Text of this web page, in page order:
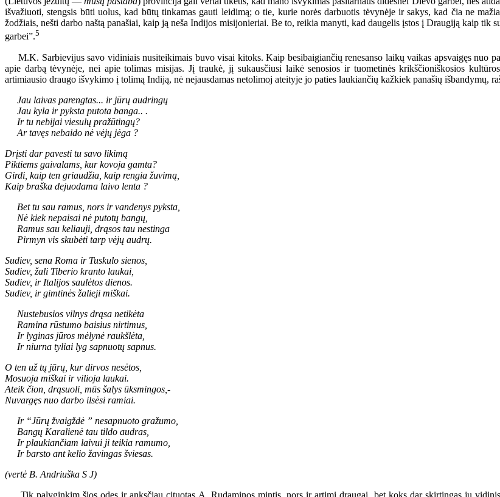
išvažiuoti, stengsis būti uolus, kad būtų tinkamas gauti leidimą; o tie, kurie norės darbuotis tėvynėje ir sakys, kad čia ne
žodžiais, nešti darbo naštą panašiai, kaip ją neša Indijos misijonieriai. Be to, reikia manyti, kad daugelis įstos į Draugiją kaip
garbei”.5
M.K. Sarbievijus savo vidiniais nusiteikimais buvo visai kitoks. Kaip besibaigiančių renesanso laikų vaikas apsvaigęs nuo
apie darbą tėvynėje, nei apie tolimas misijas. Jį traukė, jį sukausčiusi laikė senosios ir tuometinės krikščioniškosios
artimiausio draugo išvykimo į tolimą Indiją, nė nejausdamas netolimoj ateityje jo paties laukiančių kažkiek panašių išbandymų,
Jau laivas parengtas... ir jūrų audringų
Jau kyla ir pyksta putota banga.. .
Ir tu nebijai viesulų pražūtingų?
Ar tavęs nebaido nė vėjų jėga ?
Drįsti dar pavesti tu savo likimą
Piktiems gaivalams, kur kovoja gamta?
Girdi, kaip ten griaudžia, kaip rengia žuvimą,
Kaip braška dejuodama laivo lenta ?
Bet tu sau ramus, nors ir vandenys pyksta,
Nė kiek nepaisai nė putotų bangų,
Ramus sau keliauji, drąsos tau nestinga
Pirmyn vis skubėti tarp vėjų audrų.
Sudiev, sena Roma ir Tuskulo sienos,
Sudiev, žali Tiberio kranto laukai,
Sudiev, ir Italijos saulėtos dienos.
Sudiev, ir gimtinės žalieji miškai.
Nustebusios vilnys drąsa netikėta
Ramina rūstumo baisius nirtimus,
Ir lyginas jūros mėlynė raukšlėta,
Ir niurna tyliai lyg sapnuotų sapnus.
O ten už tų jūrų, kur dirvos nesėtos,
Mosuoja miškai ir vilioja laukai.
Ateik čion, drąsuoli, mūs šalys ūksmingos, -
Nuvargęs nuo darbo ilsėsi ramiai.
Ir “Jūrų žvaigždė ” nesapnuoto gražumo,
Bangų Karalienė tau tildo audras,
Ir plaukiančiam laivui ji teikia ramumo,
Ir barsto ant kelio žavingas šviesas.
(vertė B. Andriuška S J)
Tik palyginkim šios odes ir anksčiau cituotas A. Rudaminos mintis, nors ir artimi draugai, bet koks dar skirtingas jų